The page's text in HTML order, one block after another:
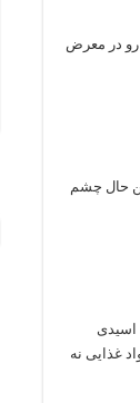
رو در معرض
حال چشم
اسیدی
غذایی نه